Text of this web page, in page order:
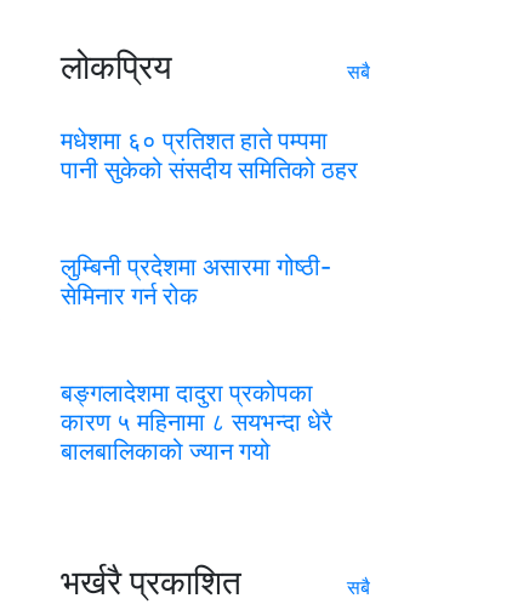
लोकप्रिय सबै
मधेशमा ६० प्रतिशत हाते पम्पमा
पानी सुकेको संसदीय समितिको ठहर
लुम्बिनी प्रदेशमा असारमा गोष्ठी-
सेमिनार गर्न रोक
बङ्गलादेशमा दादुरा प्रकोपका
कारण ५ महिनामा ८ सयभन्दा धेरै
बालबालिकाको ज्यान गयो
भर्खरै प्रकाशित सबै